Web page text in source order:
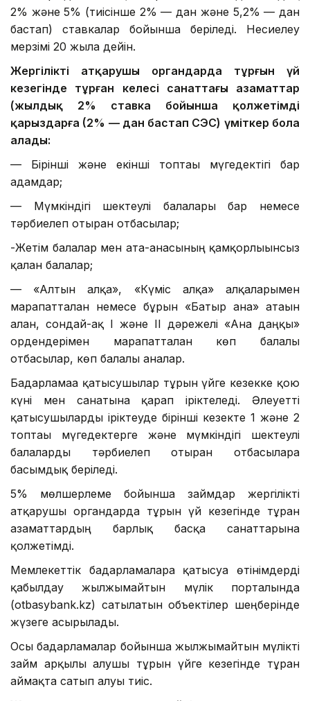
2% және 5% (тиісінше 2% — дан және 5,2% — дан
бастап) ставкалар бойынша беріледі. Несиелеу
мерзімі 20 жылға дейін.
Жергілікті атқарушы органдарда тұрғын үй
кезегінде тұрған келесі санаттағы азаматтар
(жылдық 2% ставка бойынша қолжетімді
қарыздарға (2% — дан бастап СЭС) үміткер бола
алады:
— Бірінші және екінші топтағы мүгедектігі бар
адамдар;
— Мүмкіндігі шектеулі балалары бар немесе
тәрбиелеп отырған отбасылар;
-Жетім балалар мен ата-анасының қамқорлығынсыз
қалған балалар;
— «Алтын алқа», «Күміс алқа» алқаларымен
марапатталған немесе бұрын «Батыр ана» атағын
алған, сондай-ақ I және II дәрежелі «Ана даңқы»
ордендерімен марапатталған көп балалы
отбасылар, көп балалы аналар.
Бағдарламаға қатысушылар тұрғын үйге кезекке қою
күні мен санатына қарап іріктеледі. Әлеуетті
қатысушыларды іріктеуде бірінші кезекте 1 және 2
топтағы мүгедектерге және мүмкіндігі шектеулі
балаларды тәрбиелеп отырған отбасыларға
басымдық беріледі.
5% мөлшерлеме бойынша займдар жергілікті
атқарушы органдарда тұрғын үй кезегінде тұрған
азаматтардың барлық басқа санаттарына
қолжетімді.
Мемлекеттік бағдарламаларға қатысуға өтінімдерді
қабылдау жылжымайтын мүлік порталында
(otbasybank.kz) сатылатын объектілер шеңберінде
жүзеге асырылады.
Осы бағдарламалар бойынша жылжымайтын мүлікті
займ арқылы алушы тұрғын үйге кезегінде тұрған
аймақта сатып алуы тиіс.